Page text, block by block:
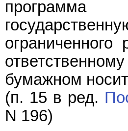
программа
ограниченного
бумажном
(п. 15 в ред.
N 196)